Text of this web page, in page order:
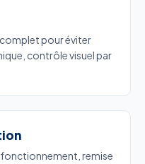
complet pour éviter
contrôle visuel par
remise